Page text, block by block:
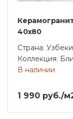
40x80
Страна:
Коллекция:
В наличии
1 990 руб./